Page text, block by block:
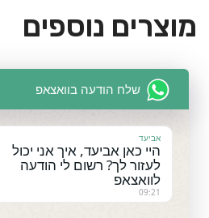
נלווים
| Wireless optical mouse
אחריות 3 שנים באתר הלקוח
מוצרים נוספים
שלח הודעה בוואצאפ
אביעד
היי כאן אביעד, איך אני יכול
לעזור לך? רשום לי הודעה
לוואצאפ
09:21